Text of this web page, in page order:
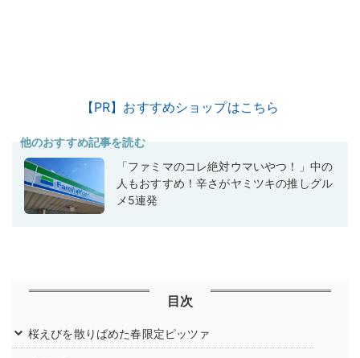
【PR】おすすめショップはこちら
他のおすすめ記事を読む
「ファミマのコレ絶対ウマいやつ！」中の
人もおすすめ！辛さがヤミツキの推しグル
メ5連発
目次
桜えびを散りばめた春限定ピッツァ